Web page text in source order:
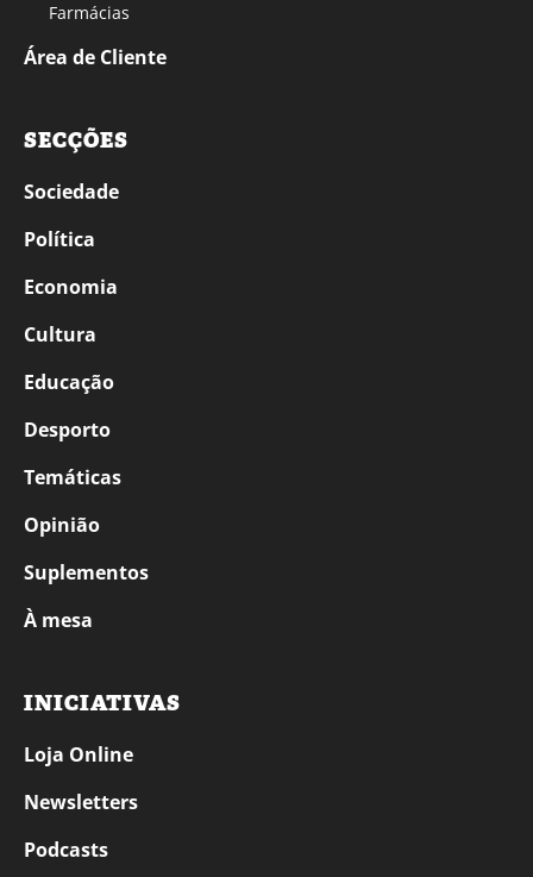
Farmácias
Área de Cliente
SECÇÕES
Sociedade
Política
Economia
Cultura
Educação
Desporto
Temáticas
Opinião
Suplementos
À mesa
INICIATIVAS
Loja Online
Newsletters
Podcasts